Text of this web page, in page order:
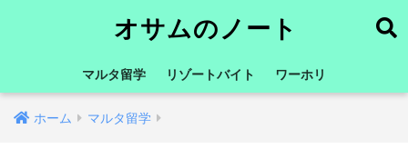
オサムのノート
マルタ留学 リゾートバイト ワーホリ
ホーム マルタ留学